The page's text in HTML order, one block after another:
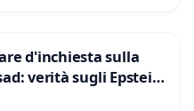
d'inchiesta sulla
verità sugli Epstein